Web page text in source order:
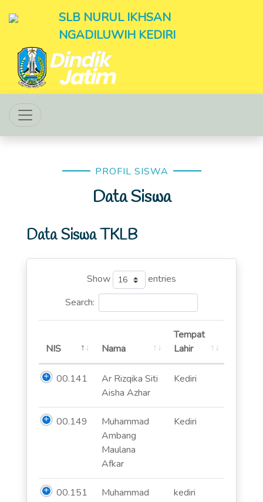
SLB NURUL IKHSAN
NGADILUWIH KEDIRI
PROFIL SISWA
Data Siswa
Data Siswa TKLB
Show
entries
Search:
NIS Nama
Tempat
Lahir
00.141
Ar Rizqika Siti
Aisha Azhar
Kediri
00.149
Muhammad
Ambang
Maulana
Afkar
Kediri
00.151
Muhammad
kediri